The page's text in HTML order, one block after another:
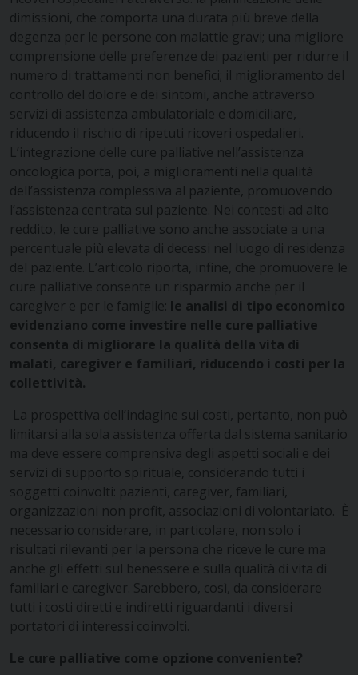
dimissioni, che comporta una durata più breve della
degenza per le persone con malattie gravi; una migliore
comprensione delle preferenze dei pazienti per ridurre il
numero di trattamenti non benefici; il miglioramento del
controllo del dolore e dei sintomi, anche attraverso
servizi di assistenza ambulatoriale e domiciliare,
riducendo il rischio di ripetuti ricoveri ospedalieri.
L’integrazione delle cure palliative nell’assistenza
oncologica porta, poi, a miglioramenti nella qualità
dell’assistenza complessiva al paziente, promuovendo
l’assistenza centrata sul paziente. Nei contesti ad alto
reddito, le cure palliative sono anche associate a una
percentuale più elevata di decessi nel luogo di residenza
del paziente. L’articolo riporta, infine, che promuovere le
cure palliative consente un risparmio anche per il
caregiver e per le famiglie: le analisi di tipo economico
evidenziano come investire nelle cure palliative
consenta di migliorare la qualità della vita di
malati, caregiver e familiari, riducendo i costi per la
collettività.
La prospettiva dell’indagine sui costi, pertanto, non può
limitarsi alla sola assistenza offerta dal sistema sanitario
ma deve essere comprensiva degli aspetti sociali e dei
servizi di supporto spirituale, considerando tutti i
soggetti coinvolti: pazienti, caregiver, familiari,
organizzazioni non profit, associazioni di volontariato. È
necessario considerare, in particolare, non solo i
risultati rilevanti per la persona che riceve le cure ma
anche gli effetti sul benessere e sulla qualità di vita di
familiari e caregiver. Sarebbero, così, da considerare
tutti i costi diretti e indiretti riguardanti i diversi
portatori di interessi coinvolti.
Le cure palliative come opzione conveniente?